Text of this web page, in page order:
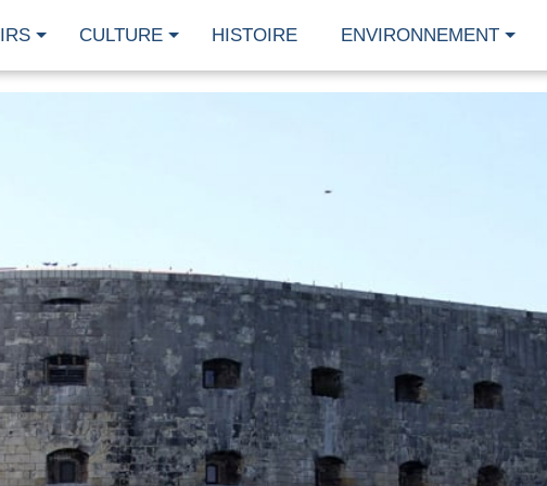
CULTURE HISTOIRE ENVIRONNEMENT